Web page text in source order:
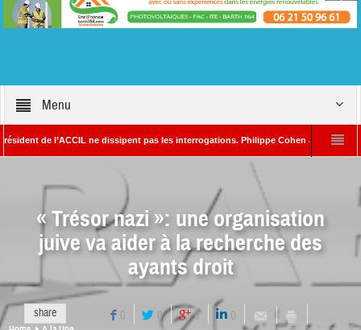
Menu
de l’ACCIL ne dissipent pas les interrogations. Philippe Cohen annonce se
L’Iran menace de
« Trésor nazi »: une organisation
juive va aider à la recherche des
ayants droit
share 0 0 0 0